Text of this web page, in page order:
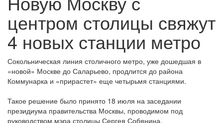
центром столицы свяжут
4 новых станции метро
Сокольническая линия столичного метро, уже дошедшая в
«новой» Москве до Саларьево, продлится до района
Коммунарка и «прирастет» еще четырьмя станциями.
Такое решение было принято 18 июля на заседании
президиума правительства Москвы, проводимом под
руководством мэра столицы Сергея Собянина.